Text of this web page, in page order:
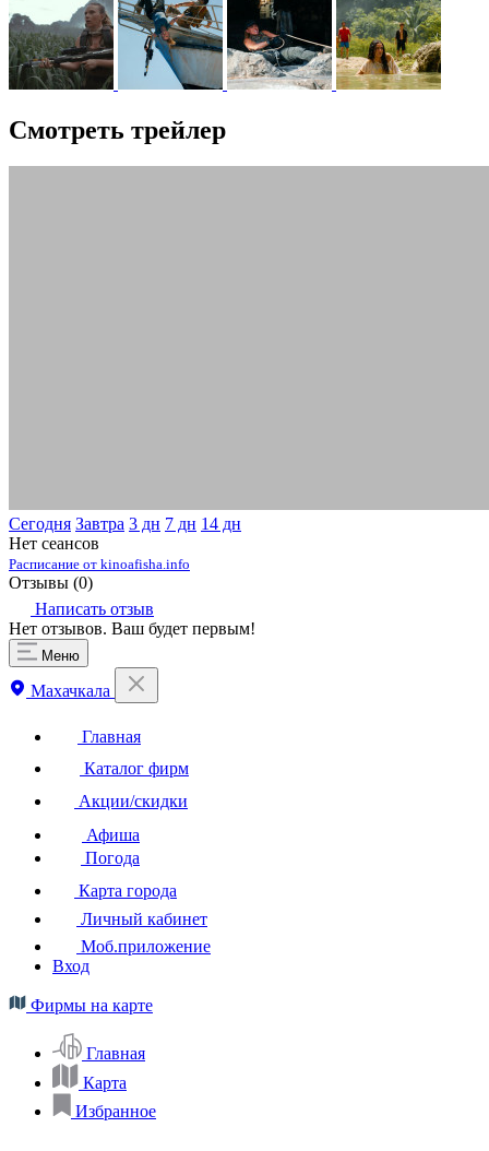
Смотреть трейлер
Сегодня Завтра 3 дн 7 дн 14 дн
Нет сеансов
Расписание от kinoafisha.info
Отзывы (0)
Написать отзыв
Нет отзывов. Ваш будет первым!
Меню
Махачкала
Главная
Каталог фирм
Акции/скидки
Афиша
Погода
Карта города
Личный кабинет
Моб.приложение
Вход
Фирмы на карте
Главная
Карта
Избранное